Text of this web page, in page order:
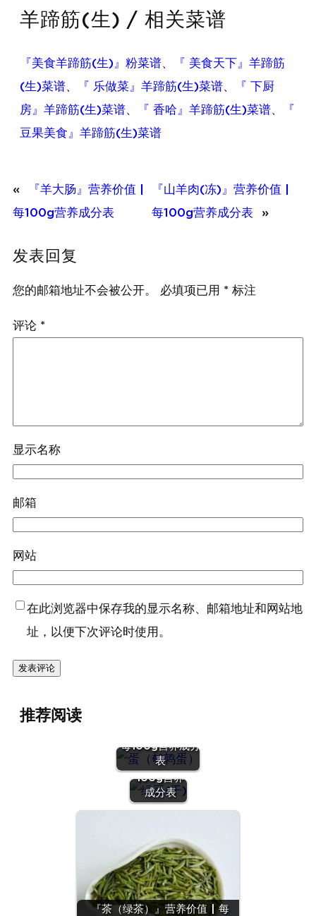
羊蹄筋(生) / 相关菜谱
『美食羊蹄筋(生)』粉菜谱、
『 美食天下』羊蹄筋
(生)菜谱、 『 乐做菜』羊蹄筋(生)菜谱、
『 下厨
房』羊蹄筋(生)菜谱、 『 香哈』羊蹄筋(生)菜谱、
『
豆果美食』羊蹄筋(生)菜谱
«
『羊大肠』营养价值 |
每100g营养成分表
『山羊肉(冻)』营养价值 |
每100g营养成分表
»
发表回复
您的邮箱地址不会被公开。 必填项已用 * 标注
评论 *
显示名称
邮箱
网站
在此浏览器中保存我的显示名称、邮箱地址和网站地
址，以便下次评论时使用。
推荐阅读
每100g营养成分
表
(干)』营养
价值 | 每
100g营养
成分表
『茶（绿茶）』营养价值 | 每